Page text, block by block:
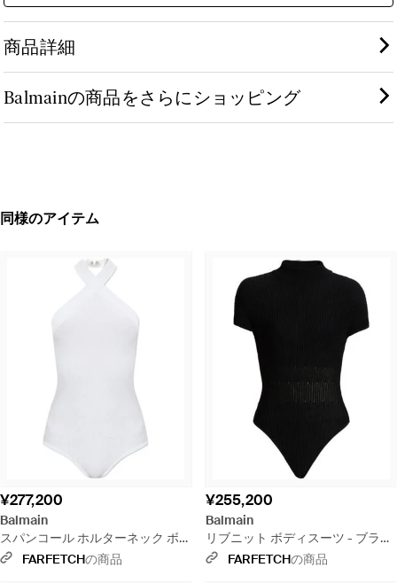
商品詳細
Balmainの商品をさらにショッピング
同様のアイテム
¥277,200
Balmain
スパンコール ホルターネック ボデ
ィスーツ - ホワイト
FARFETCHの商品
¥255,200
Balmain
リブニット ボディスーツ - ブラッ
ク
FARFETCHの商品